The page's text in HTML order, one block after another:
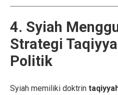
4. Syiah
Strategi
Politik
Syiah memiliki doktrin